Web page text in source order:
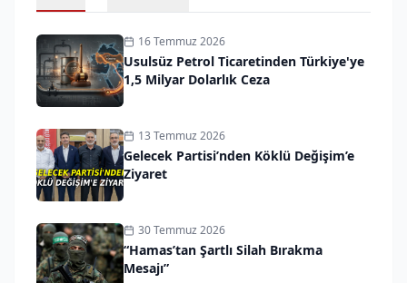
16 Temmuz 2026
Usulsüz Petrol Ticaretinden Türkiye'ye
1,5 Milyar Dolarlık Ceza
13 Temmuz 2026
Gelecek Partisi’nden Köklü Değişim’e
Ziyaret
30 Temmuz 2026
“Hamas’tan Şartlı Silah Bırakma
Mesajı”